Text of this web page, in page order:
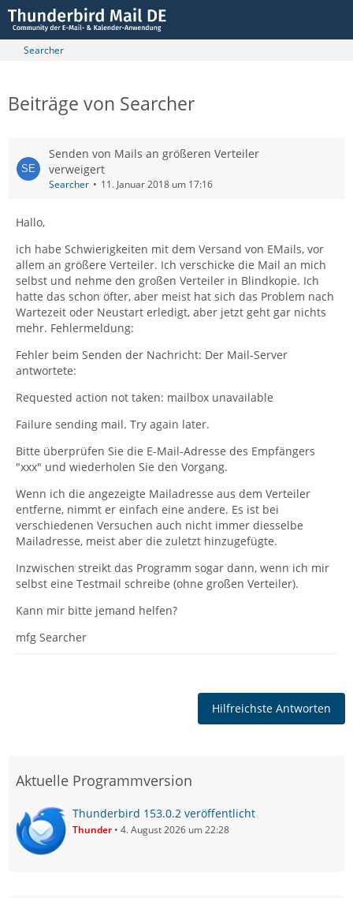
Searcher
Beiträge von Searcher
Senden von Mails an größeren Verteiler
verweigert
Searcher 11. Januar 2018 um 17:16
Hallo,
ich habe Schwierigkeiten mit dem Versand von EMails, vor
allem an größere Verteiler. Ich verschicke die Mail an mich
selbst und nehme den großen Verteiler in Blindkopie. Ich
hatte das schon öfter, aber meist hat sich das Problem nach
Wartezeit oder Neustart erledigt, aber jetzt geht gar nichts
mehr. Fehlermeldung:
Fehler beim Senden der Nachricht: Der Mail-Server
antwortete:
Requested action not taken: mailbox unavailable
Failure sending mail. Try again later.
Bitte überprüfen Sie die E-Mail-Adresse des Empfängers
"xxx" und wiederholen Sie den Vorgang.
Wenn ich die angezeigte Mailadresse aus dem Verteiler
entferne, nimmt er einfach eine andere. Es ist bei
verschiedenen Versuchen auch nicht immer diesselbe
Mailadresse, meist aber die zuletzt hinzugefügte.
Inzwischen streikt das Programm sogar dann, wenn ich mir
selbst eine Testmail schreibe (ohne großen Verteiler).
Kann mir bitte jemand helfen?
mfg Searcher
Hilfreichste Antworten
Aktuelle Programmversion
Thunderbird 153.0.2 veröffentlicht
Thunder 4. August 2026 um 22:28